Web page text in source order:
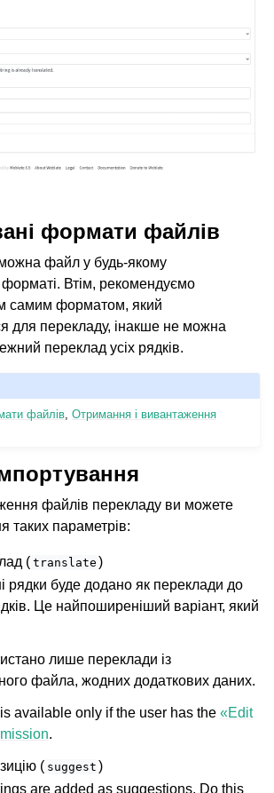
формати файлів
файл у будь-якому
Втім, рекомендуємо
самим форматом, який
для перекладу, інакше не можна
переклад усіх рядків.
файлів,Отримання і вивантаження
файлів перекладу ви можете
таких параметрів:
( translate )
рядки буде додано як переклади до
Це найпоширеніший варіант, який
лише переклади із
файла, жодних додаткових даних.
available only if the user has the «Edit
.
( suggest )
are added as suggestions. Do this